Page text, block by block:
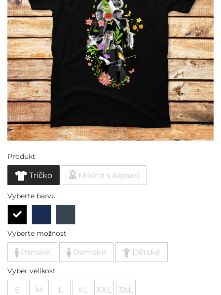
Produkt
Tričko Mikina s kapucí
Vyberte barvu
Vyberte možnost
Pánské Dámské Dětské
Vyber velikost
S M L XL XXL 3XL